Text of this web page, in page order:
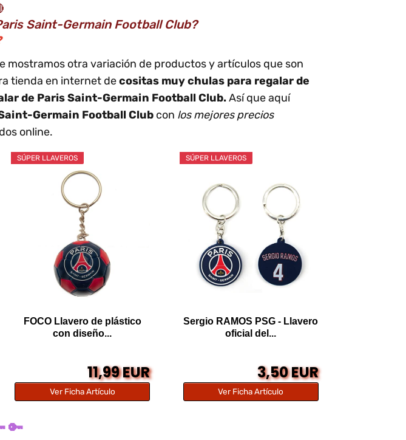
Saint-Germain Football Club?
otra variación de productos y artículos que son
tienda en internet decositas muy chulas para regalar de
de Paris Saint-Germain Football Club.Así que aquí
Germain Football Club con los mejores precios
online.
SÚPER LLAVEROS
FOCO Llavero de plástico
con diseño...
11,99 EUR
Ver Ficha Artículo
SÚPER LLAVEROS
Sergio RAMOS PSG - Llavero
oficial del...
3,50 EUR
Ver Ficha Artículo
🔑